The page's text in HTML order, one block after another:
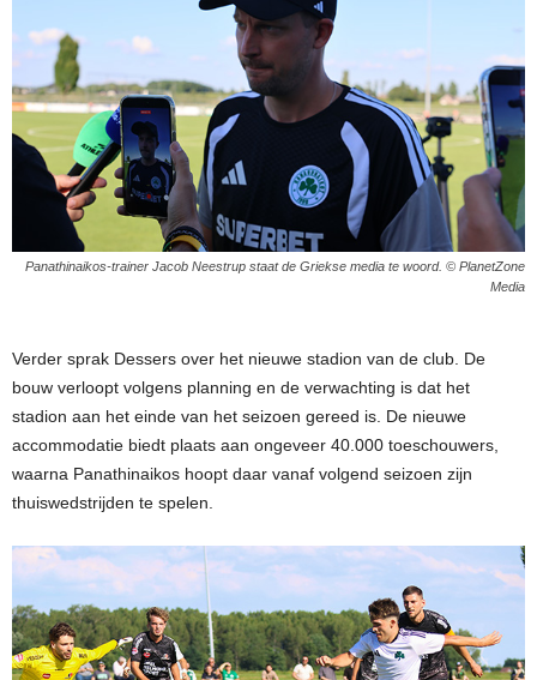
Panathinaikos-trainer Jacob Neestrup staat de Griekse media te woord. © PlanetZone
Media
Verder sprak Dessers over het nieuwe stadion van de club. De
bouw verloopt volgens planning en de verwachting is dat het
stadion aan het einde van het seizoen gereed is. De nieuwe
accommodatie biedt plaats aan ongeveer 40.000 toeschouwers,
waarna Panathinaikos hoopt daar vanaf volgend seizoen zijn
thuiswedstrijden te spelen.